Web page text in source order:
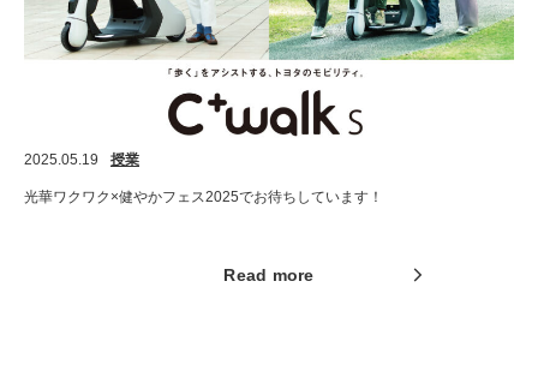
2025.05.19 授業
光華ワクワク×健やかフェス2025でお待ちしています！
Read more